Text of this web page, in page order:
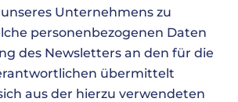
Unternehmens zu
personenbezogenen Daten
des Newsletters an den für die
übermittelt
aus der hierzu verwendeten